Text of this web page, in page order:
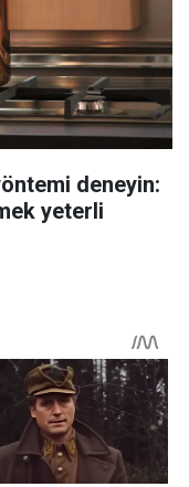
deneyin:
yeterli